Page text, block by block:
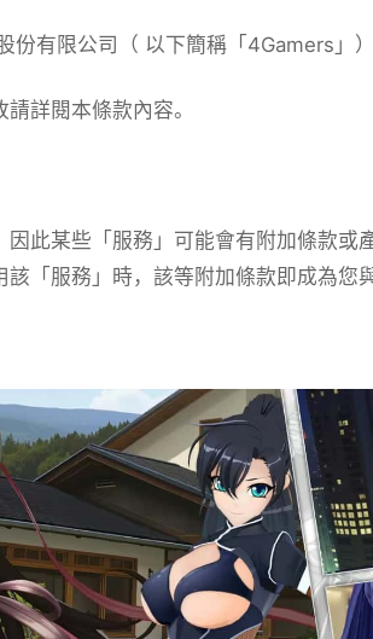
份有限公司（ 以下簡稱「4Gamers」
詳閱本條款內容。
因此某些「服務」可能會有附加條款
「服務」時，該等附加條款即成為您